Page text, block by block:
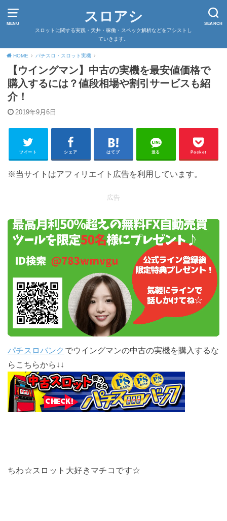
MENU SEARCH
スロアシ
スロットに関する実践・天井・稼働・スペック解析などをアシストし
ていきます。
HOME パチスロ・スロット実機
【ウイングマン】中古の実機を最安値価格で
購入するには？値段相場や割引サービスも紹
介！
2019年9月6日
ツイート シェア はてブ 送る Pocket
※当サイトはアフィリエイト広告を利用しています。
広告
パチスロバンク でウイングマンの中古の実機を購入するな
らこちらから↓↓
ちわ☆スロット大好きマチコです☆